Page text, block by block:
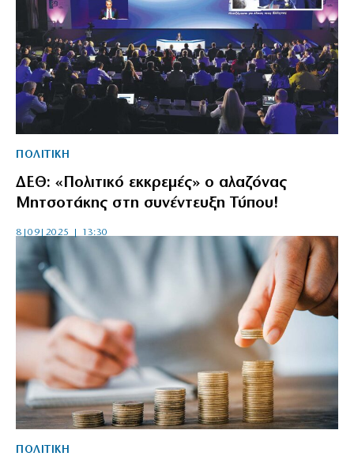
ΠΟΛΙΤΙΚΗ
ΔΕΘ: «Πολιτικό εκκρεμές» ο αλαζόνας
Μητσοτάκης στη συνέντευξη Τύπου!
8|09|2025 | 13:30
ΠΟΛΙΤΙΚΗ